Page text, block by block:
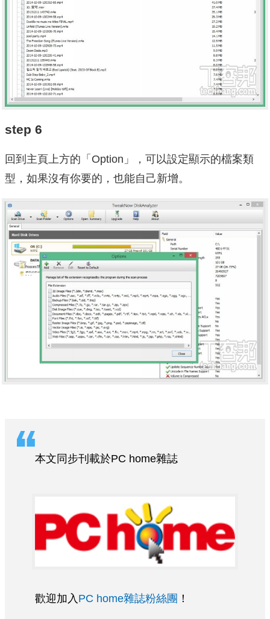
step 6
回到主頁上方的「Option」，可以設定顯示的檔案類
型，如果沒有你要的，也能自己新增。
本文同步刊載於PC home雜誌
歡迎加入 PC home雜誌粉絲團 ！